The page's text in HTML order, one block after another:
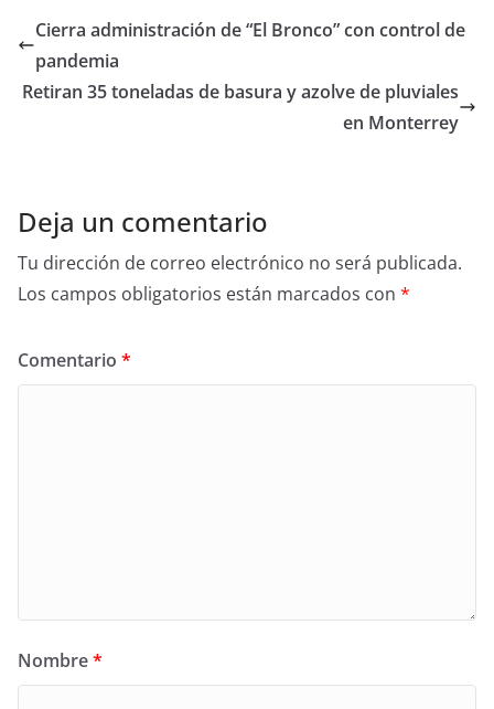
e
b
o
er e
Cierra administración de “El Bronco” con control de
pandemia
Retiran 35 toneladas de basura y azolve de pluviales
en Monterrey
Deja un comentario
Tu dirección de correo electrónico no será publicada.
Los campos obligatorios están marcados con *
Comentario *
Nombre*